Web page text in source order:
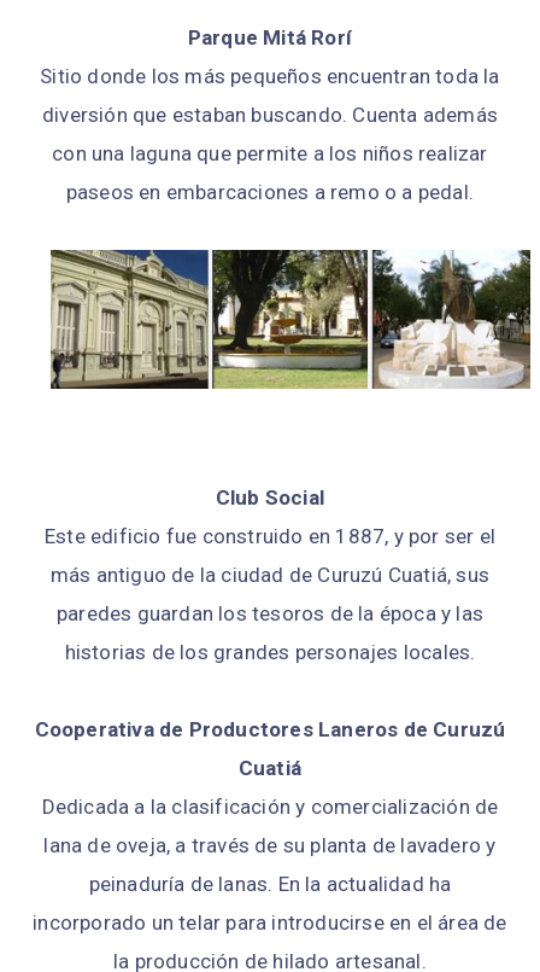
Parque Mitá Rorí
Sitio donde los más pequeños encuentran toda la
diversión que estaban buscando. Cuenta además
con una laguna que permite a los niños realizar
paseos en embarcaciones a remo o a pedal.
Club Social
Este edificio fue construido en 1887, y por ser el
más antiguo de la ciudad de Curuzú Cuatiá, sus
paredes guardan los tesoros de la época y las
historias de los grandes personajes locales.
Cooperativa de Productores Laneros de Curuzú
Cuatiá
Dedicada a la clasificación y comercialización de
lana de oveja, a través de su planta de lavadero y
peinaduría de lanas. En la actualidad ha
incorporado un telar para introducirse en el área de
la producción de hilado artesanal.